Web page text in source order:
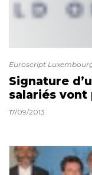
Euroscript
Signature
salariés
17/09/2013